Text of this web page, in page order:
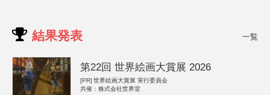
結果発表 一覧
第22回 世界絵画大賞展 2026
[PR] 世界絵画大賞展 実行委員会
共催：株式会社世界堂